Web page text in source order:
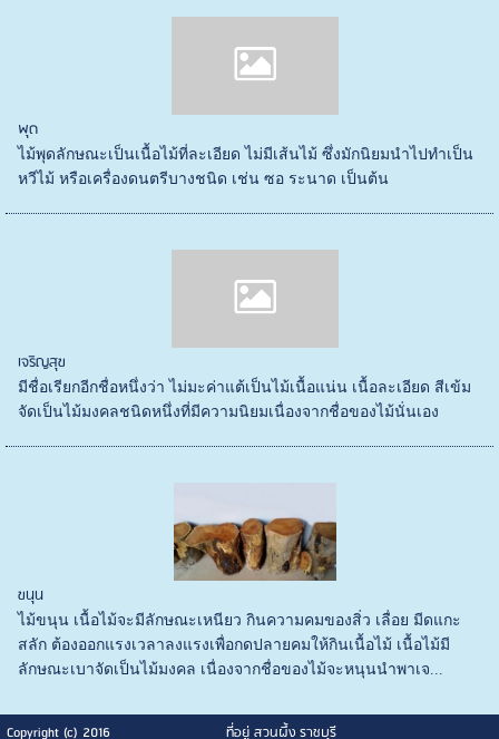
พุด
ไม้พุดลักษณะเป็นเนื้อไม้ที่ละเอียด ไม่มีเส้นไม้ ซึ่งมักนิยมนำไปทำเป็น
หวีไม้ หรือเครื่องดนตรีบางชนิด เช่น ซอ ระนาด เป็นต้น
เจริญสุข
มีชื่อเรียกอีกชื่อหนึ่งว่า ไม่มะค่าแต้เป็นไม้เนื้อแน่น เนื้อละเอียด สีเข้ม
จัดเป็นไม้มงคลชนิดหนึ่งที่มีความนิยมเนื่องจากชื่อของไม้นั่นเอง
ขนุน
ไม้ขนุน เนื้อไม้จะมีลักษณะเหนียว กินความคมของสิ่ว เลื่อย มีดแกะ
สลัก ต้องออกแรงเวลาลงแรงเพื่อกดปลายคมให้กินเนื้อไม้ เนื้อไม้มี
ลักษณะเบาจัดเป็นไม้มงคล เนื่องจากชื่อของไม้จะหนุนนำพาเจ...
Copyright (c) 2016 ที่อยู่ สวนผึ้ง ราชบุรี